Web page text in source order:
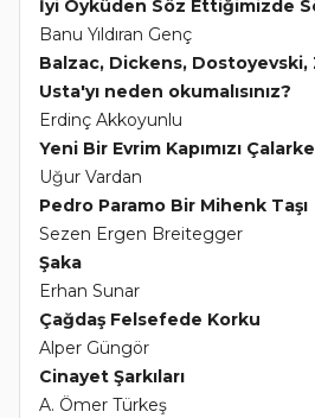
İyi Öyküden Söz Ettiğimizde
Banu Yıldıran Genç
Balzac, Dickens, Dostoyevski,
Usta'yı neden okumalısınız?
Erdinç Akkoyunlu
Yeni Bir Evrim Kapımızı
Uğur Vardan
Pedro Paramo Bir Mihenk Taşı
Sezen Ergen Breitegger
Şaka
Erhan Sunar
Çağdaş Felsefede Korku
Alper Güngör
Cinayet Şarkıları
A. Ömer Türkeş